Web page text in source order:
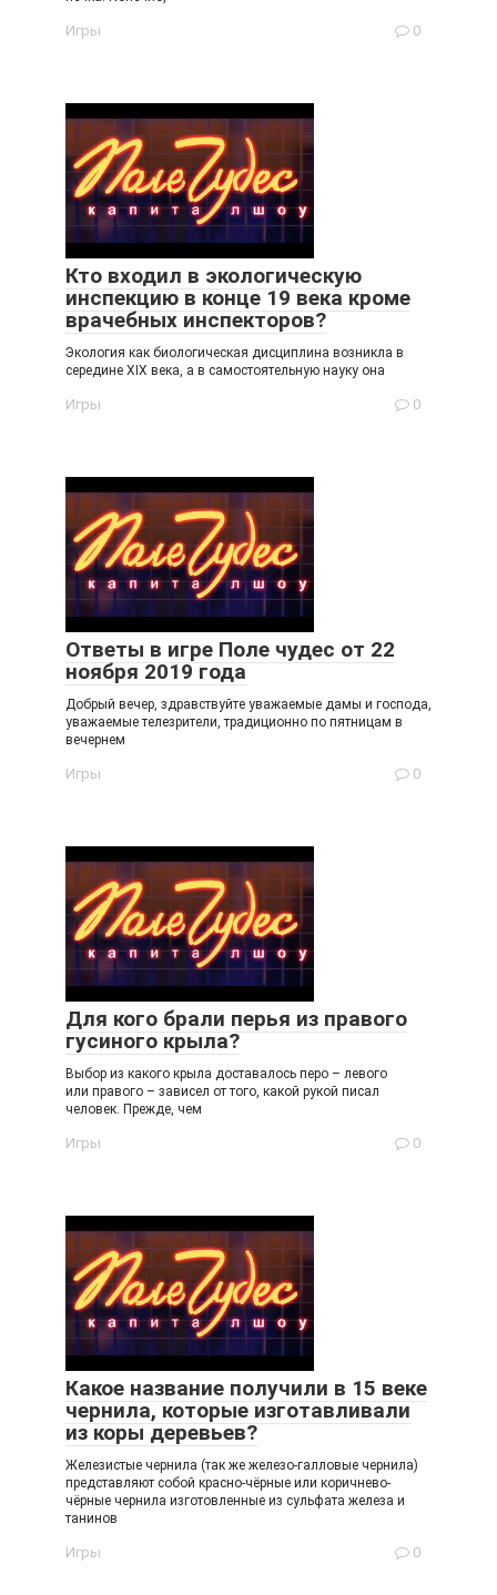
Игры 0
Кто входил в экологическую
инспекцию в конце 19 века кроме
врачебных инспекторов?
Экология как биологическая дисциплина возникла в
середине XIX века, а в самостоятельную науку она
Игры 0
Ответы в игре Поле чудес от 22
ноября 2019 года
Добрый вечер, здравствуйте уважаемые дамы и господа,
уважаемые телезрители, традиционно по пятницам в
вечернем
Игры 0
Для кого брали перья из правого
гусиного крыла?
Выбор из какого крыла доставалось перо – левого
или правого – зависел от того, какой рукой писал
человек. Прежде, чем
Игры 0
Какое название получили в 15 веке
чернила, которые изготавливали
из коры деревьев?
Железистые чернила (так же железо-галловые чернила)
представляют собой красно-чёрные или коричнево-
чёрные чернила изготовленные из сульфата железа и
танинов
Игры 0